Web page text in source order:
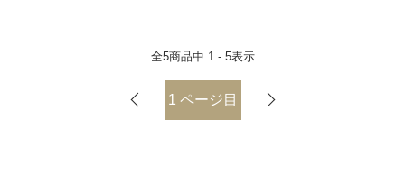
全5商品中 1 - 5表示
1 ページ目